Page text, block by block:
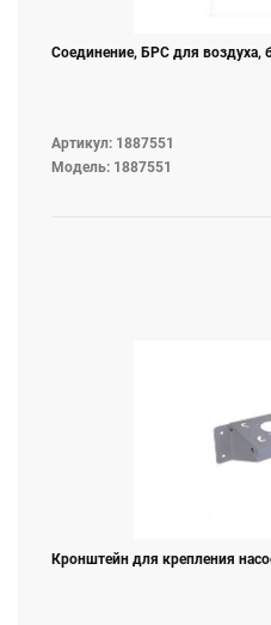
Соединение, БРС для воздуха,
Артикул: 1887551
Модель: 1887551
Кронштейн для крепления